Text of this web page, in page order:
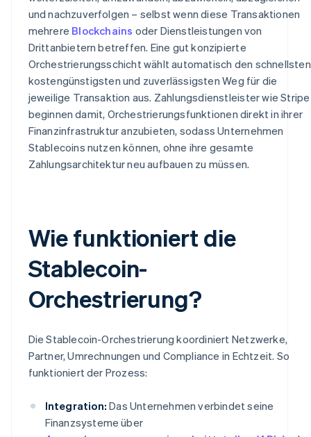
und nachzuverfolgen – selbst wenn diese Transaktionen
mehrere Blockchains oder Dienstleistungen von
Drittanbietern betreffen. Eine gut konzipierte
Orchestrierungsschicht wählt automatisch den
kostengünstigsten und zuverlässigsten Weg für die
jeweilige Transaktion aus. Zahlungsdienstleister wie Stripe
beginnen damit, Orchestrierungsfunktionen direkt in ihrer
Finanzinfrastruktur anzubieten, sodass Unternehmen
Stablecoins nutzen können, ohne ihre gesamte
Zahlungsarchitektur neu aufbauen zu müssen.
Wie funktioniert die
Stablecoin-
Orchestrierung?
Die Stablecoin-Orchestrierung koordiniert Netzwerke,
Partner, Umrechnungen und Compliance in Echtzeit. So
funktioniert der Prozess:
Integration: Das Unternehmen verbindet seine
Finanzsysteme über